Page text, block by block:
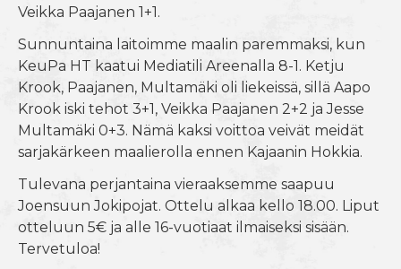
Veikka Paajanen 1+1.
Sunnuntaina laitoimme maalin paremmaksi, kun
KeuPa HT kaatui Mediatili Areenalla 8-1. Ketju
Krook, Paajanen, Multamäki oli liekeissä, sillä Aapo
Krook iski tehot 3+1, Veikka Paajanen 2+2 ja Jesse
Multamäki 0+3. Nämä kaksi voittoa veivät meidät
sarjakärkeen maalierolla ennen Kajaanin Hokkia.
Tulevana perjantaina vieraaksemme saapuu
Joensuun Jokipojat. Ottelu alkaa kello 18.00. Liput
otteluun 5€ ja alle 16-vuotiaat ilmaiseksi sisään.
Tervetuloa!